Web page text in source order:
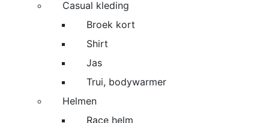
Casual kleding
Broek kort
Shirt
Jas
Trui, bodywarmer
Helmen
Race helm